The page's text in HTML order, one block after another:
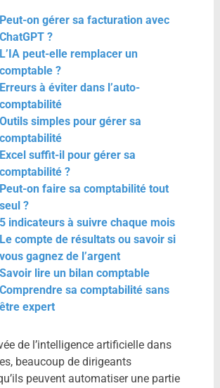
Peut-on gérer sa facturation avec
ChatGPT ?
L’IA peut-elle remplacer un
comptable ?
Erreurs à éviter dans l’auto-
comptabilité
Outils simples pour gérer sa
comptabilité
Excel suffit-il pour gérer sa
comptabilité ?
Peut-on faire sa comptabilité tout
seul ?
5 indicateurs à suivre chaque mois
Le compte de résultats ou savoir si
vous gagnez de l’argent
Savoir lire un bilan comptable
Comprendre sa comptabilité sans
être expert
de l’intelligence artificielle dans
beaucoup de dirigeants
peuvent automatiser une partie